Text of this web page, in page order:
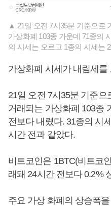
▲ 21일 오전 7시35분 기준으로
가상화폐 103종 가운데 71종의
의 시세는 오르고 1종의 시세는
가상화폐 시세가 내림세를
21일 오전 7시35분 기준
거래되는 가상화폐 103종
전보다 내렸다. 31종의 시
시간 전과 같았다.
비트코인은 1BTC(비트코
래돼 24시간 전보다 0.2%
주요 가상 화폐의 상승폭